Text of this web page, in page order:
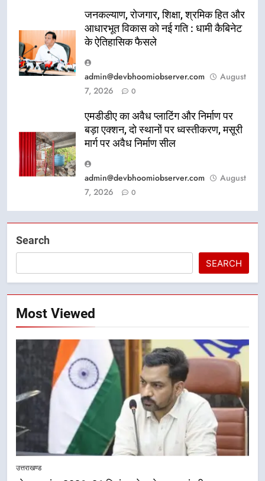
जनकल्याण, रोजगार, शिक्षा, श्रमिक हित और
आधारभूत विकास को नई गति : धामी कैबिनेट
के ऐतिहासिक फैसले
admin@devbhoomiobserver.com
August
7, 2026
0
एमडीडीए का अवैध प्लाटिंग और निर्माण पर
बड़ा एक्शन, दो स्थानों पर ध्वस्तीकरण, मसूरी
मार्ग पर अवैध निर्माण सील
admin@devbhoomiobserver.com
August
7, 2026
0
Search
SEARCH
Most Viewed
उत्तराखण्ड